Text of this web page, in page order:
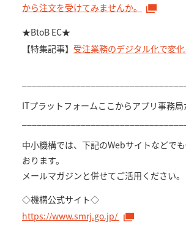
から注文を受けてみませんか。
★BtoB EC★
【特集記事】 受注業務のデジタル化で変
ITプラットフォームここからアプリ事務
中小機構では、下記のWebサイトなどで
おります。
メールマガジンと併せてご活用ください。
◇機構公式サイト◇
https://www.smrj.go.jp/